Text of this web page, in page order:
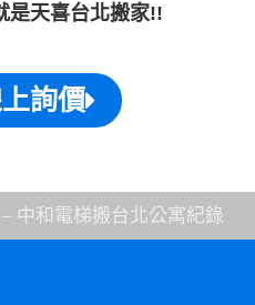
是天喜台北搬家!!
詢價
中和電梯搬台北公寓紀錄